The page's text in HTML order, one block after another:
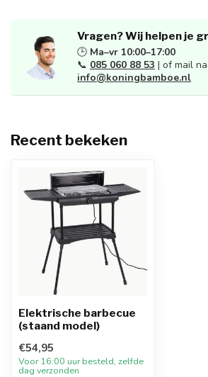
Vragen? Wij helpen je
🕒 Ma–vr 10:00–17:00
📞 085 060 88 53 | of mail
info@koningbamboe.nl
Recent bekeken
Elektrische barbecue
(staand model)
€54,95
Voor 16:00 uur besteld, zelfde
dag verzonden